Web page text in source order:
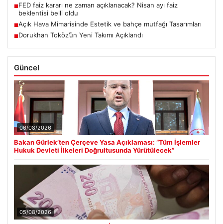
■FED faiz kararı ne zaman açıklanacak? Nisan ayı faiz
beklentisi belli oldu
■Açık Hava Mimarisinde Estetik ve bahçe mutfağı Tasarımları
■Dorukhan Toköz’ün Yeni Takımı Açıklandı
Güncel
06/08/2026
Bakan Gürlek’ten Çerçeve Yasa Açıklaması: “Tüm İşlemler
Hukuk Devleti İlkeleri Doğrultusunda Yürütülecek”
05/08/2026